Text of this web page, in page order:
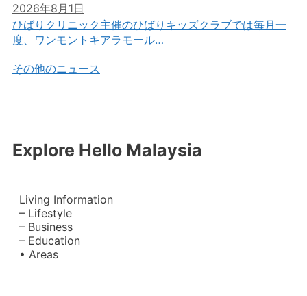
2026年8月1日
ひばりクリニック主催のひばりキッズクラブでは毎月一
度、ワンモントキアラモール…
その他のニュース
Explore Hello Malaysia
Living Information
– Lifestyle
– Business
– Education
• Areas